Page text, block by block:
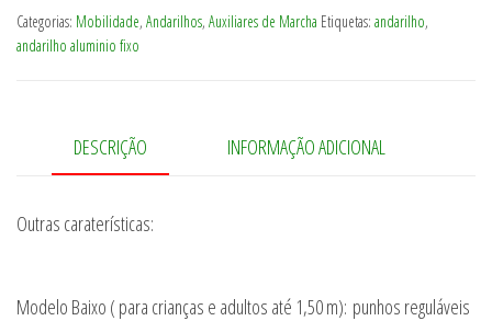
alumínio
regulável
Categorias: Mobilidade, Andarilhos, Auxiliares de Marcha Etiquetas: andarilho,
andarilho aluminio fixo
DESCRIÇÃO INFORMAÇÃO ADICIONAL
Outras caraterísticas:
Modelo Baixo ( para crianças e adultos até 1,50 m): punhos reguláveis